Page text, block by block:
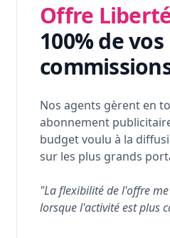
Offre
100% de vos
Nos agents gèrent en
abonnement
budget voulu à la
sur les plus grands
"La flexibilité de l'offre
lorsque l'activité est plus